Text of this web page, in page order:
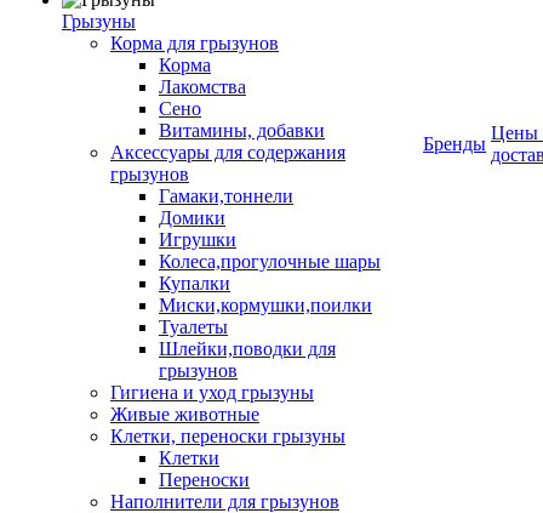
Грызуны
Корма для грызунов
Корма
Лакомства
Сено
Витамины, добавки
Аксессуары для содержания
грызунов
Гамаки,тоннели
Домики
Игрушки
Колеса,прогулочные шары
Купалки
Миски,кормушки,поилки
Туалеты
Шлейки,поводки для
грызунов
Гигиена и уход грызуны
Живые животные
Клетки, переноски грызуны
Клетки
Переноски
Наполнители для грызунов
Бренды
Цены